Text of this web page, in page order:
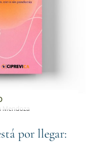
Mendoza
por llegar: